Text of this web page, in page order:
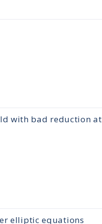
with bad reduction at
elliptic equations